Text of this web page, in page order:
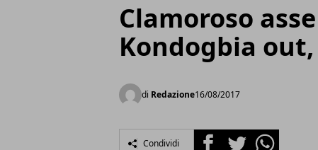
Clamoroso
Kondogbia
di Redazione16/08/2017
Condividi FacebookTwitterWhatsapp